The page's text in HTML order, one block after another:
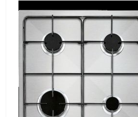
kávovary,
bazény
Nejlepší
elektronika
porovnání
Elektro